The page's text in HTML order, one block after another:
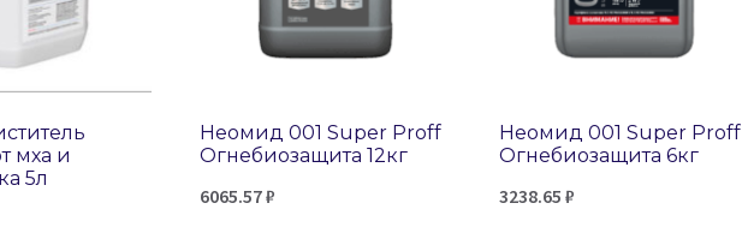
мха и
5л
Неомид 001 Super Proff
Огнебиозащита 12кг
6065.57₽
Неомид 001 Super Proff
Огнебиозащита 6кг
3238.65 ₽